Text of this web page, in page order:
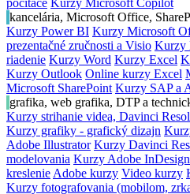
počítače Kurzy Microsoft Copilot
kancelária, Microsoft Office,
Kurzy Power BI Kurzy Microsoft
prezentačné zručnosti a Visio Kurzy
riadenie Kurzy Word Kurzy Excel
Kurzy Outlook Online kurzy Excel
Microsoft SharePoint Kurzy SAP a
grafika, web grafika, DTP a
Kurzy strihanie videa, Davinci
Kurzy grafiky - grafický dizajn
Adobe Illustrator Kurzy Davinci
modelovania Kurzy Adobe InDesign
kreslenie Adobe kurzy Video kurzy
Kurzy fotografovania (mobilom,